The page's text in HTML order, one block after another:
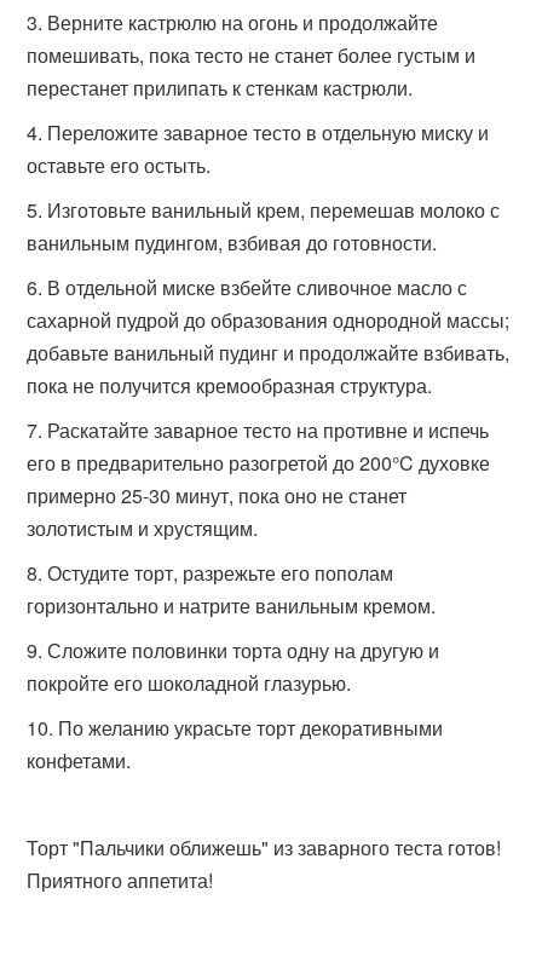
Верните кастрюлю на огонь и продолжайте
помешивать, пока тесто не станет более густым и
перестанет прилипать к стенкам кастрюли.
Переложите заварное тесто в отдельную миску и
оставьте его остыть.
Изготовьте ванильный крем, перемешав молоко с
ванильным пудингом, взбивая до готовности.
В отдельной миске взбейте сливочное масло с
сахарной пудрой до образования однородной массы;
добавьте ванильный пудинг и продолжайте взбивать,
пока не получится кремообразная структура.
Раскатайте заварное тесто на противне и испечь
его в предварительно разогретой до 200°C духовке
примерно 25-30 минут, пока оно не станет
золотистым и хрустящим.
Остудите торт, разрежьте его пополам
горизонтально и натрите ванильным кремом.
Сложите половинки торта одну на другую и
покройте его шоколадной глазурью.
По желанию украсьте торт декоративными
конфетами.
Торт "Пальчики оближешь" из заварного теста готов!
Приятного аппетита!